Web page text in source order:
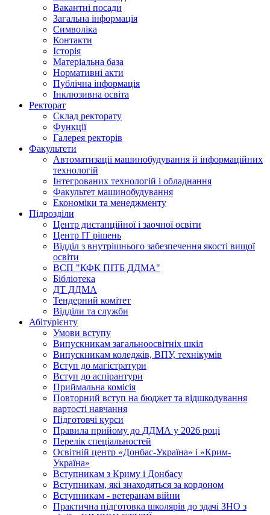
Вакантні посади
Загальна інформація
Символіка
Контакти
Історія
Матеріальна база
Нормативні акти
Публічна інформація
Інклюзивна освіта
Ректорат
Склад ректорату
Функції
Галерея ректорів
Факультети
Автоматизації машинобудування й інформаційних
технологій
Інтегрованих технологій і обладнання
Факультет машинобудування
Економіки та менеджменту
Підрозділи
Центр дистанційної і заочної освіти
Центр ІТ рішень
Відділ з внутрішнього забезпечення якості вищої
освіти
ВСП "КФК ПІТБ ДДМА"
Бібліотека
ДТ ДДМА
Тендерний комітет
Відділи та служби
Абітурієнту
Умови вступу
Випускникам загальноосвітніх шкіл
Випускникам коледжів, ВПУ, технікумів
Вступ до магістратури
Вступ до аспірантури
Приймальна комісія
Повторний вступ на бюджет та відшкодування
вартості навчання
Підготовчі курси
Правила прийому до ДДМА у 2026 році
Перелік спеціальностей
Освітній центр «Донбас-Україна» і «Крим-
Україна»
Вступникам з Криму і Донбасу
Вступникам, які знаходяться за кордоном
Вступникам - ветеранам війни
Практична підготовка школярів до здачі ЗНО з